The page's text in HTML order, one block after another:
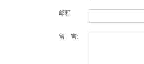
邮箱
留 言: